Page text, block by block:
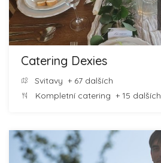
Catering Dexies
Svitavy + 67 dalších
Kompletní catering + 15 dalších